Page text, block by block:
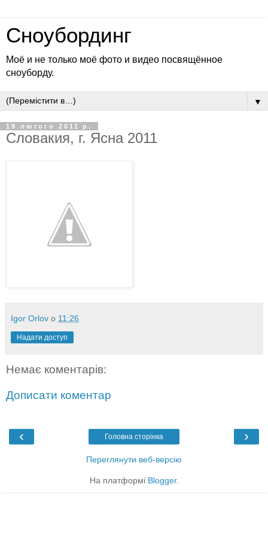
Сноубординг
Моё и не только моё фото и видео посвящённое
сноуборду.
▼
19 лютого 2011 р.
Словакия, г. Ясна 2011
Igor Orlov о 11:26
Надати доступ
Немає коментарів:
Дописати коментар
‹ ›
Головна сторінка
Переглянути веб-версію
На платформі Blogger.